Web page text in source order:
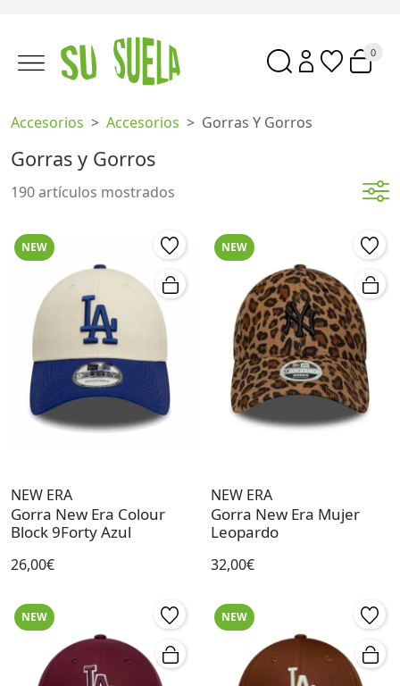
0
Accesorios Accesorios Gorras Y Gorros
Gorras y Gorros
190 artículos mostrados
NEW
NEW ERA
Gorra New Era Colour
Block 9Forty Azul
26,00€
NEW
NEW ERA
Gorra New Era Mujer
Leopardo
32,00€
NEW NEW